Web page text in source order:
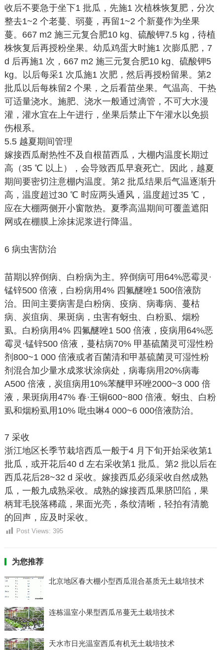
收后不要急于坐下1 批瓜，先施1 次植株恢复肥，分次
整去1~2 个老蔓、弱蔓，再留1~2 个新蔓作为坐果
蔓。667 m2 施三元复合肥10 kg、硫酸钾7.5 kg，待植
株恢复后再授粉坐果。幼瓜鸡蛋大时施1 次膨瓜肥，7
d 后再施1 次，667 m2 施三元复合肥10 kg、硫酸钾5
kg。以后每采1 次瓜施1 次肥，然后再授粉留果。第2
批瓜以后每株留2 个果，之后看苗坐果。气温高、干热
可适量浇水。施肥、浇水一般通过滴管，不可大水漫
灌，灌水宜在上午进行，坐果后禁止下午灌水以免损
伤根系。
5.5 越夏期间管理
嫁接西瓜耐热性不及自根苗西瓜，大棚内温度长期过
高（35 ℃ 以上），会导致西瓜早衰死亡。因此，越夏
期间要密切注意棚内温度。第2 批瓜结果后气温逐渐升
高，温度超过30 ℃ 时应两头通风，温度超过35 ℃，
应在大棚两侧开小窗散热。夏季高温期间可覆盖遮阳
网或在棚膜上涂抹泥浆进行降温。
6 病虫害防治
苗期以猝倒病、白粉病为主。猝倒病可用64%恶霉灵·
锰锌500 倍液，白粉病用4% 四氟醚唑1 500倍液防
治。田间主要病害是白粉病、疫病、病毒病、蔓枯
病、炭疽病、果斑病，虫害有蚜虫、白粉虱、烟粉
虱。白粉病用4% 四氟醚唑1 500 倍液，疫病用64%恶
霉灵·锰锌500 倍液，蔓枯病70% 甲基硫菌灵可湿性粉
剂800~1 000 倍液或者百菌清和甲基硫菌灵可湿性粉
剂混合加少量水成浆状涂病处，病毒病用20%病毒
A500 倍液，炭疽病用10%苯醚甲环唑2000~3 000 倍
液，果斑病用47% 春·王铜600~800 倍液。蚜虫、白粉
虱和烟粉虱用10% 吡虫啉4 000~6 000倍液防治。
7 采收
浙江地区长季节栽培西瓜一般于4 月下旬开始采收第1
批瓜，或开花后40 d 左右采收第1 批瓜。第2 批以后在
西瓜花后28~32 d 采收。嫁接西瓜必须采收自然成熟
瓜，一般九成熟采收。成熟的嫁接西瓜果脐凹陷，果
柄茸毛脱落稀疏，果面光亮，条纹清晰，轻拍有清脆
的回声，应及时采收。
Post Views: 395
为您推荐
北京地区春大棚小型西瓜混合基质无土栽培技术
连栋温室小果型西瓜吊蔓无土栽培技术
天水市日光温室西瓜有机无土栽培技术